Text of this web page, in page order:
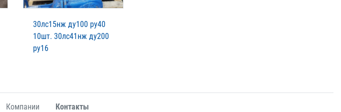
30лс15нж ду100 ру40
10шт. 30лс41нж ду200
ру16
Компании Контакты